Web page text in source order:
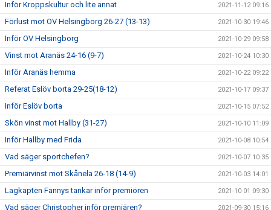
Inför Kroppskultur och lite annat 2021-11-12 09:16
Förlust mot OV Helsingborg 26-27 (13-13) 2021-10-30 19:46
Inför OV Helsingborg 2021-10-29 09:58
Vinst mot Aranäs 24-16 (9-7) 2021-10-24 10:30
Inför Aranäs hemma 2021-10-22 09:22
Referat Eslöv borta 29-25(18-12) 2021-10-17 09:37
Inför Eslöv borta 2021-10-15 07:52
Skön vinst mot Hallby (31-27) 2021-10-10 11:09
Inför Hallby med Frida 2021-10-08 10:54
Vad säger sportchefen? 2021-10-07 10:35
Premiärvinst mot Skånela 26-18 (14-9) 2021-10-03 14:01
Lagkapten Fannys tankar inför premiören 2021-10-01 09:30
Vad säger Christopher inför premiären? 2021-09-30 15:16